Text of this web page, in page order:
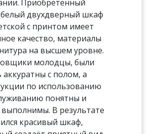
Приобретенный
двухдверный шкаф
с принтом имеет
качество, материалы
на высшем уровне.
молодцы, были
аккуратны с полом, а
по использованию
понятны и
выполнимы. В результате
красивый шкаф,